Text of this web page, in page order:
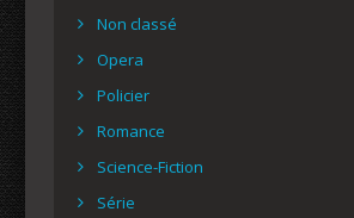
Non classé
Opera
Policier
Romance
Science-Fiction
Série